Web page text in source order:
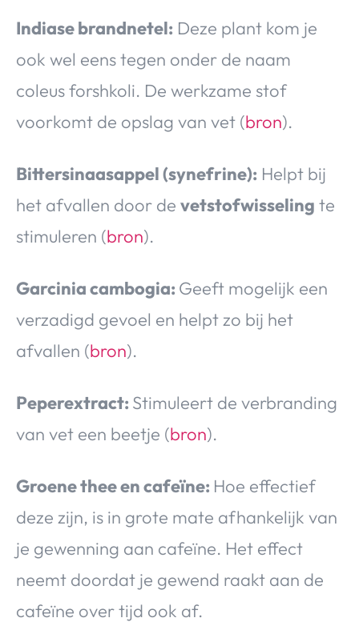
Indiase brandnetel: Deze plant kom je
ook wel eens tegen onder de naam
coleus forshkoli. De werkzame stof
voorkomt de opslag van vet (bron).
Bittersinaasappel (synefrine): Helpt bij
het afvallen door de vetstofwisseling te
stimuleren (bron).
Garcinia cambogia: Geeft mogelijk een
verzadigd gevoel en helpt zo bij het
afvallen (bron).
Peperextract: Stimuleert de verbranding
van vet een beetje (bron).
Groene thee en cafeïne: Hoe effectief
deze zijn, is in grote mate afhankelijk van
je gewenning aan cafeïne. Het effect
neemt doordat je gewend raakt aan de
cafeïne over tijd ook af.